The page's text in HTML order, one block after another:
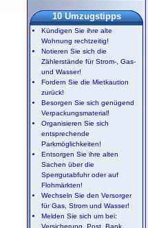
10 Umzugstipps
Kündigen Sie ihre alte
Wohnung rechtzeitig!
Notieren Sie sich die
Zählerstände für Strom-, Gas-
und Wasser!
Fordern Sie die Mietkaution
zurück!
Besorgen Sie sich genügend
Verpackungsmaterial!
Organisieren Sie sich
entsprechende
Parkmöglichkeiten!
Entsorgen Sie ihre alten
Sachen über die
Sperrgutabfuhr oder auf
Flohmärkten!
Wechseln Sie den Versorger
für Gas, Strom und Wasser!
Melden Sie sich um bei:
Versicherung, Post, Bank,